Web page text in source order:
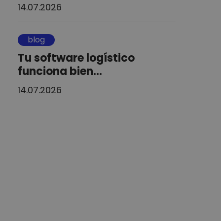
14.07.2026
blog
Tu software logístico
funciona bien...
14.07.2026